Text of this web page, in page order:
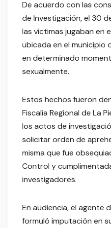
De acuerdo con las
de Investigación, el 30
las víctimas jugaban en
ubicada en el municipio
en determinado
sexualmente.
Estos hechos fueron
Fiscalía Regional de La
los actos de
solicitar orden de
misma que fue
Control y
investigadores.
En audiencia, el agente
formuló imputación en